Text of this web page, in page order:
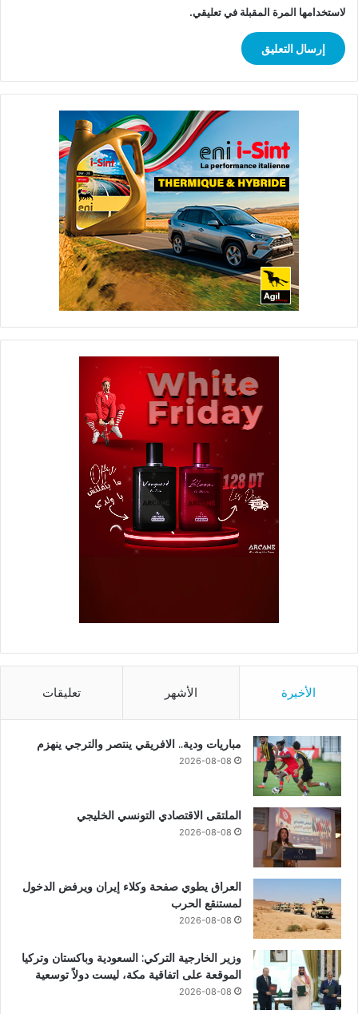
لاستخدامها المرة المقبلة في تعليقي.
الأخيرة الأشهر تعليقات
مباريات ودية.. الافريقي ينتصر والترجي ينهزم
2026-08-08
الملتقى الاقتصادي التونسي الخليجي
2026-08-08
العراق يطوي صفحة وكلاء إيران ويرفض الدخول
لمستنقع الحرب
2026-08-08
وزير الخارجية التركي: السعودية وباكستان وتركيا
الموقعة على اتفاقية مكة، ليست دولاً توسعية
2026-08-08